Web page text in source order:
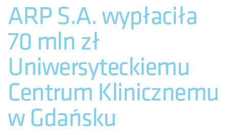
ARP S.A. wypłaciła
70 mln zł
Uniwersyteckiemu
Centrum Klinicznemu
w Gdańsku